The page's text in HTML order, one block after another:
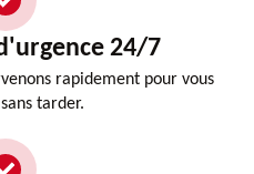
24/7
rapidement pour vous
tarder.